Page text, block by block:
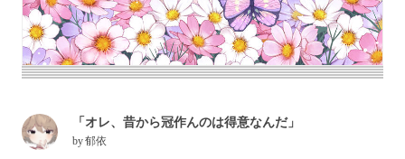
「オレ、昔から冠作んのは得意なんだ」
by郁依